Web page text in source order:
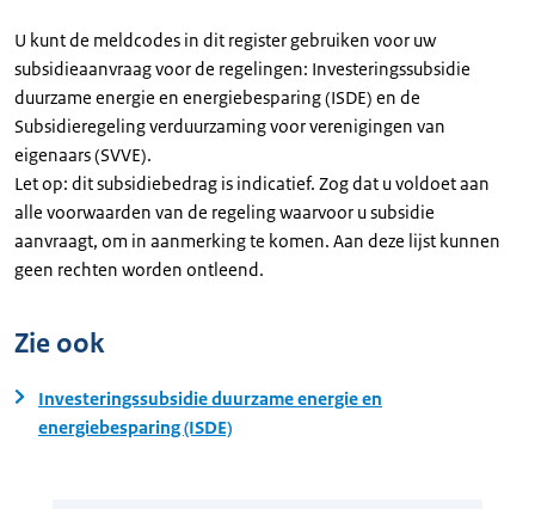
U kunt de meldcodes in dit register gebruiken voor uw
subsidieaanvraag voor de regelingen: Investeringssubsidie
duurzame energie en energiebesparing (ISDE) en de
Subsidieregeling verduurzaming voor verenigingen van
eigenaars (SVVE).
Let op: dit subsidiebedrag is indicatief. Zog dat u voldoet aan
alle voorwaarden van de regeling waarvoor u subsidie
aanvraagt, om in aanmerking te komen. Aan deze lijst kunnen
geen rechten worden ontleend.
Zie ook
Investeringssubsidie duurzame energie en
energiebesparing (ISDE)